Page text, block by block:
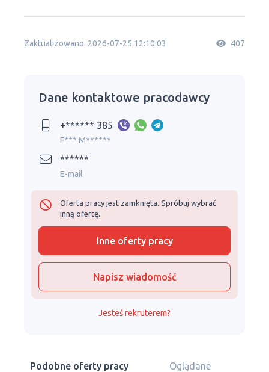
Zaktualizowano: 2026-07-25 12:10:03 407
Dane kontaktowe pracodawcy
+****** 385
F*** M******
******
E-mail
Oferta pracy jest zamknięta. Spróbuj wybrać
inną ofertę.
Inne oferty pracy
Napisz wiadomość
Jesteś rekruterem?
Podobne oferty pracy Oglądane